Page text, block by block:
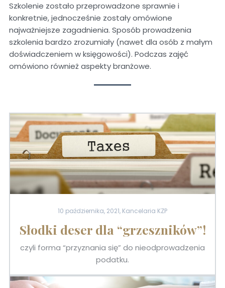
Szkolenie zostało przeprowadzone sprawnie i
konkretnie, jednocześnie zostały omówione
najważniejsze zagadnienia. Sposób prowadzenia
szkolenia bardzo zrozumiały (nawet dla osób z małym
doświadczeniem w księgowości). Podczas zajęć
omówiono również aspekty branżowe.
10 października, 2021, Kancelaria KZP
Słodki deser dla “grzeszników”!
czyli forma “przyznania się” do nieodprowadzenia
podatku.